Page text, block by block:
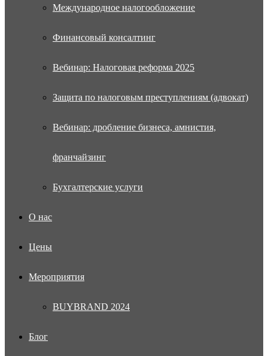
Международное налогообложение
Финансовый консалтинг
Вебинар: Налоговая реформа 2025
Защита по налоговым преступлениям (адвокат)
Вебинар: дробление бизнеса, амнистия,
франчайзинг
Бухгалтерские услуги
О нас
Цены
Мероприятия
BUYBRAND 2024
Блог